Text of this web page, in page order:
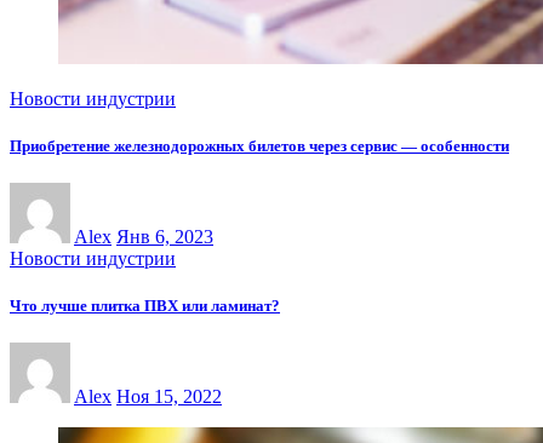
Новости индустрии
Приобретение железнодорожных билетов через сервис — особенности
Alex Янв 6, 2023
Новости индустрии
Что лучше плитка ПВХ или ламинат?
Alex Ноя 15, 2022